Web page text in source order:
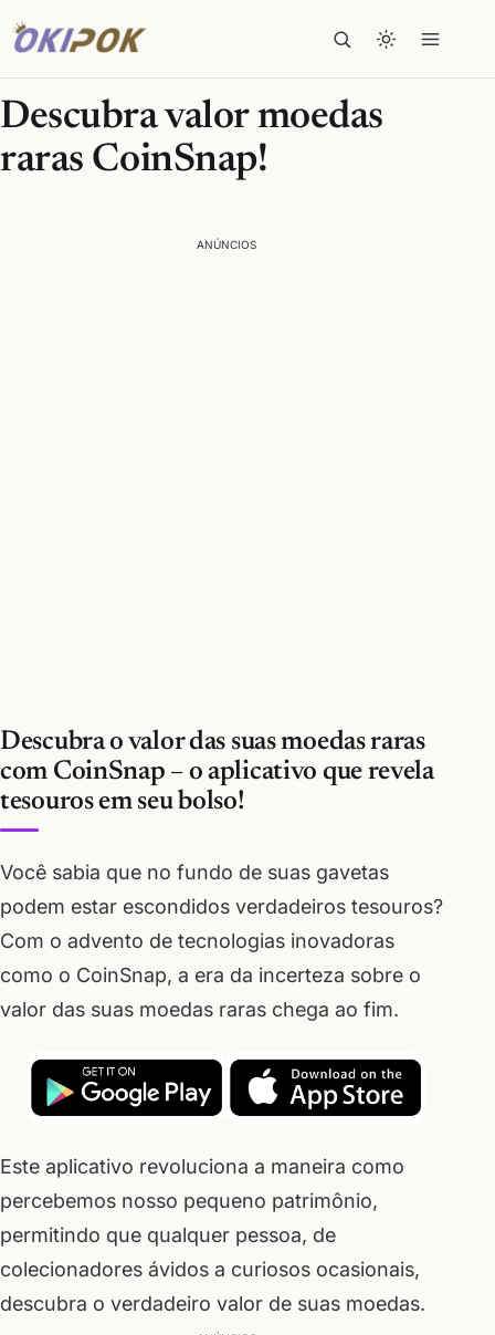
Descubra valor moedas
raras CoinSnap!
ANÚNCIOS
Descubra o valor das suas moedas raras
com CoinSnap – o aplicativo que revela
tesouros em seu bolso!
Você sabia que no fundo de suas gavetas
podem estar escondidos verdadeiros tesouros?
Com o advento de tecnologias inovadoras
como o CoinSnap, a era da incerteza sobre o
valor das suas moedas raras chega ao fim.
Este aplicativo revoluciona a maneira como
percebemos nosso pequeno patrimônio,
permitindo que qualquer pessoa, de
colecionadores ávidos a curiosos ocasionais,
descubra o verdadeiro valor de suas moedas.